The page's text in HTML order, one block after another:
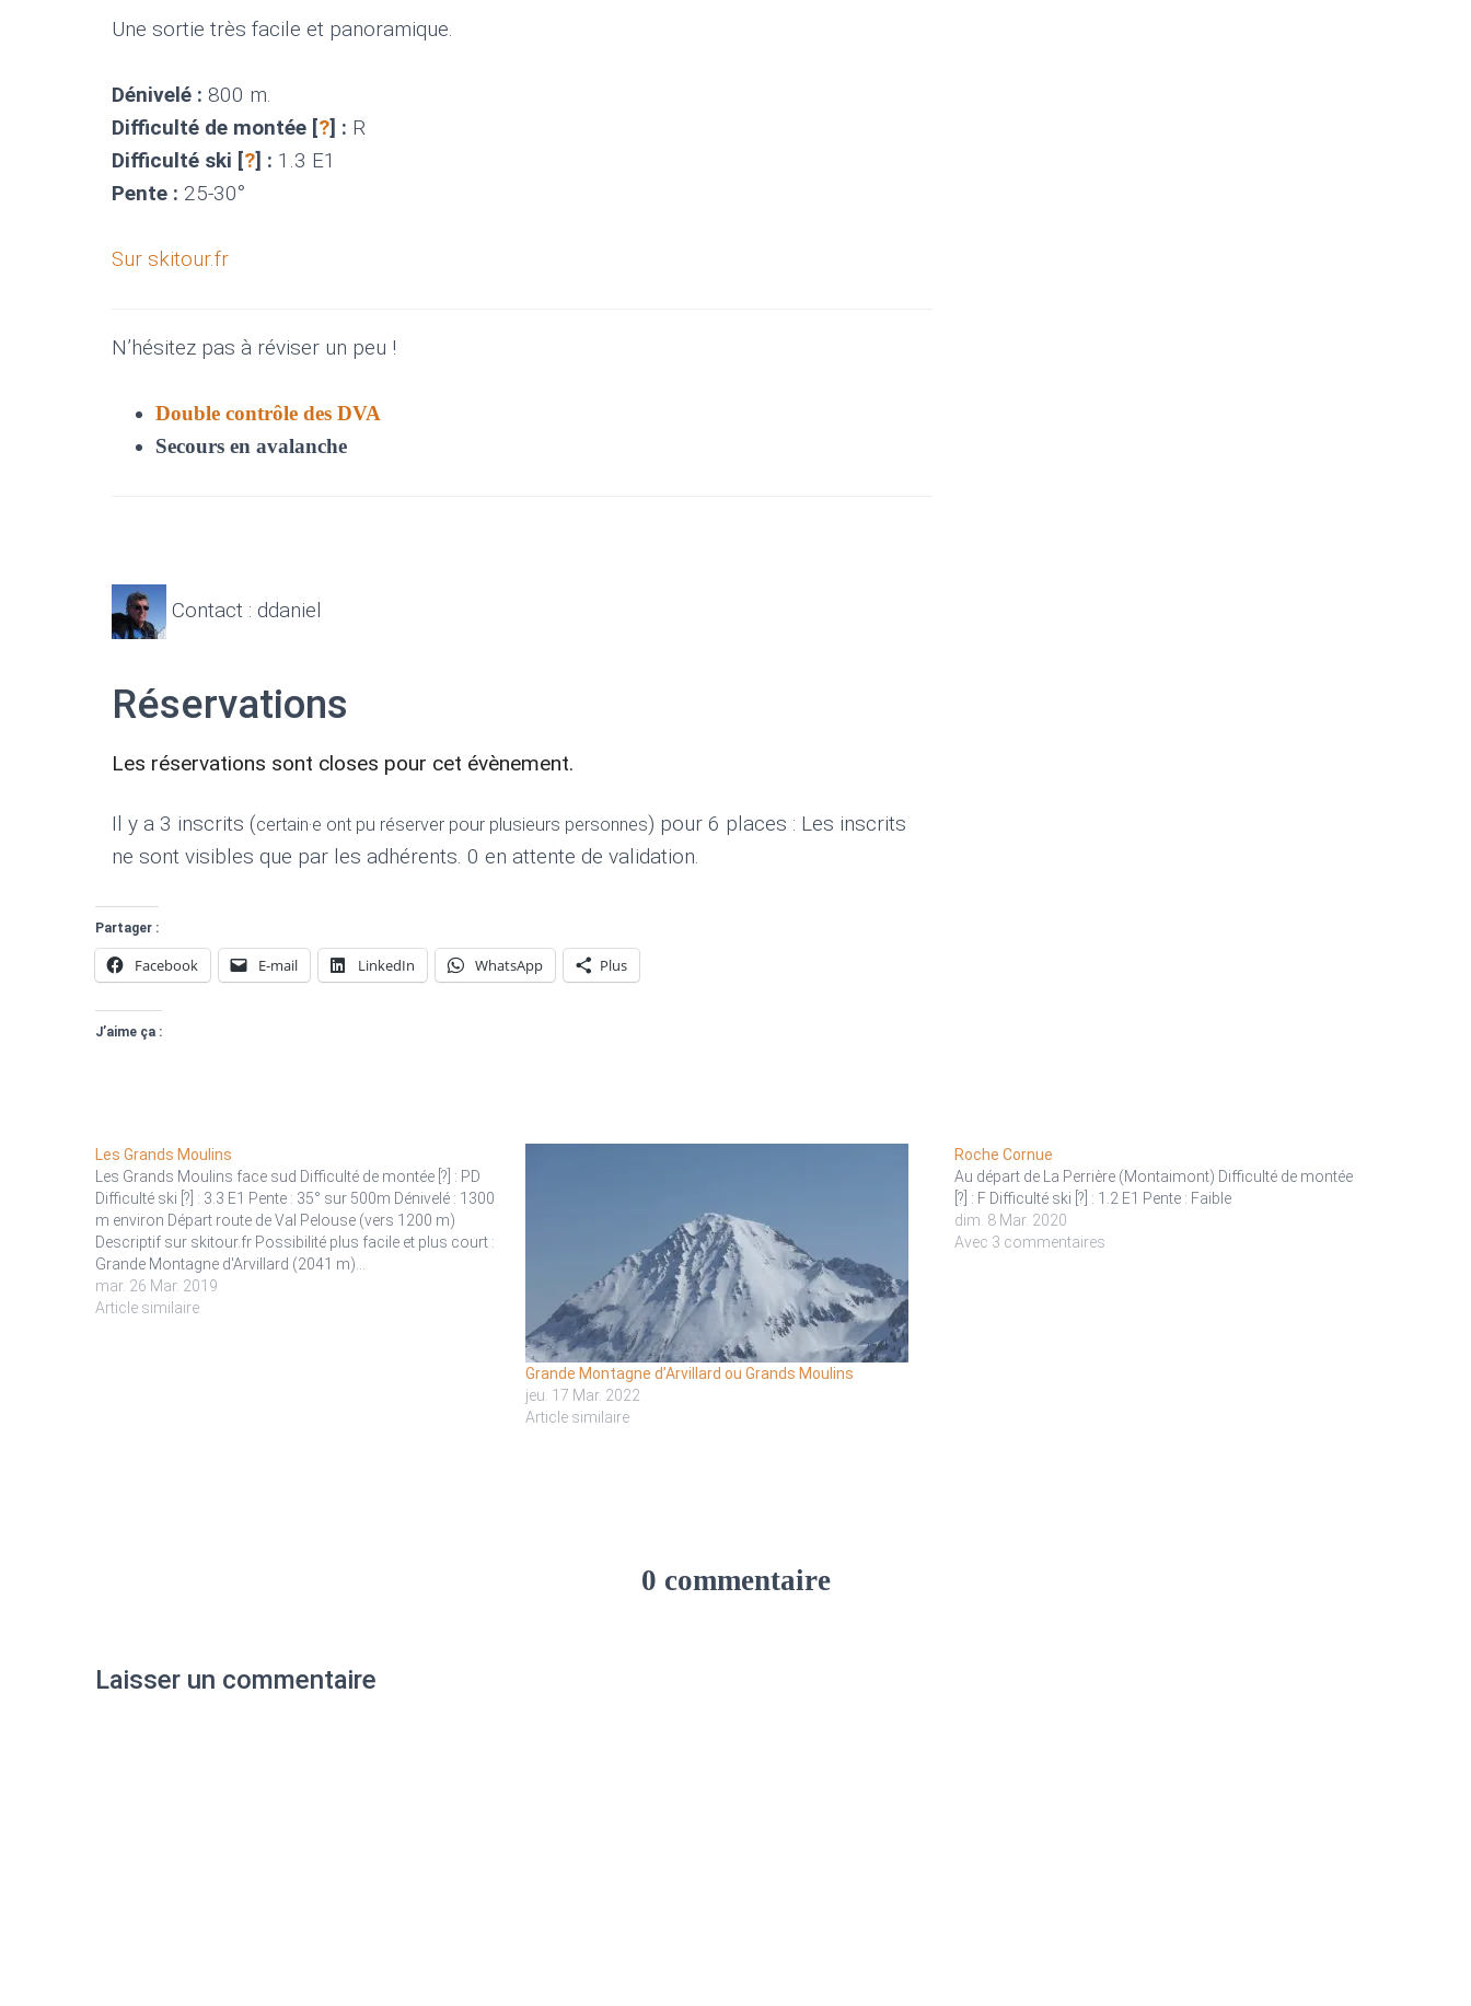
Une sortie très facile et panoramique.
Dénivelé : 800 m.
Difficulté de montée [?] : R
Difficulté ski [?] : 1.3 E1
Pente : 25-30°
Sur skitour.fr
N’hésitez pas à réviser un peu !
Double contrôle des DVA
Secours en avalanche
Contact : ddaniel
Réservations
Les réservations sont closes pour cet évènement.
Il y a 3 inscrits (certain·e ont pu réserver pour plusieurs personnes) pour 6 places : Les inscrits
ne sont visibles que par les adhérents. 0 en attente de validation.
Partager :
Facebook E-mail LinkedIn WhatsApp Plus
J’aime ça :
Les Grands Moulins
Les Grands Moulins face sud Difficulté de montée [?] : PD
Difficulté ski [?] : 3.3 E1 Pente : 35° sur 500m Dénivelé : 1300
m environ Départ route de Val Pelouse (vers 1200 m)
Descriptif sur skitour.fr Possibilité plus facile et plus court :
Grande Montagne d'Arvillard (2041 m)…
mar. 26 Mar. 2019
Article similaire
Grande Montagne d’Arvillard ou Grands Moulins
jeu. 17 Mar. 2022
Article similaire
Roche Cornue
Au départ de La Perrière (Montaimont) Difficulté de montée
[?] : F Difficulté ski [?] : 1.2 E1 Pente : Faible
dim. 8 Mar. 2020
Avec 3 commentaires
0 commentaire
Laisser un commentaire